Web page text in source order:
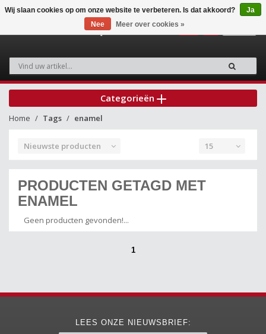
Categorieën
Home Tags enamel
Nieuwste producten 15
PRODUCTEN GETAGD MET
ENAMEL
Geen producten gevonden!...
1
LEES ONZE NIEUWSBRIEF:
Wij slaan cookies op om onze website te verbeteren. Is dat akkoord?
Ja
Nee
Meer over cookies »